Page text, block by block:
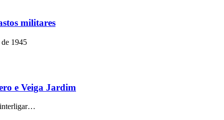
militares
1945
e Veiga Jardim
interligar…